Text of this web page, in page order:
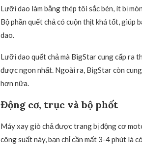
Lưỡi dao làm bằng thép tôi sắc bén, ít bị
Bộ phần quết chả có cuộn thịt khá tốt,
dao.
Lưỡi dao quết chả mà BigStar cung cấp ra
được ngon nhất. Ngoài ra, BigStar còn
hơn nữa.
Động cơ, trục và bộ phốt
Máy xay giò chả được trang bị động cơ
công suất này, bạn chỉ cần mất 3-4 phút là